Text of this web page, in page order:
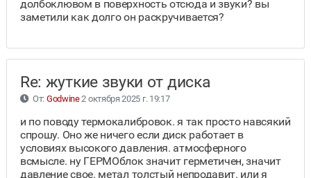
долбоклювом в поверхность отсюда и звуки? вы
заметили как долго он раскручивается?
Re: жуткие звуки от диска
От: Godwine2 октября 2025 г. 19:17
и по поводу термокалибровок. я так просто навсякий
спрошу. Оно же ничего если диск работает в
условиях высокого давления. атмосферного
всмысле. ну ГЕРМОблок значит герметичен, значит
давление свое. метал толстый непродавит. или я